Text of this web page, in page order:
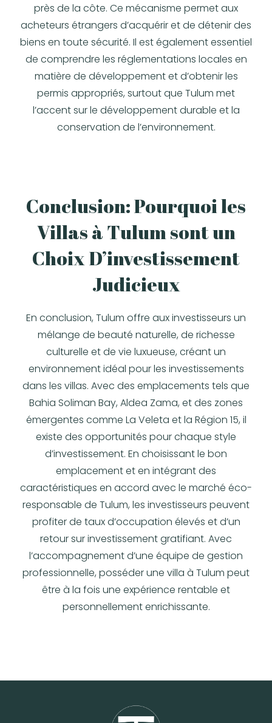
près de la côte. Ce mécanisme permet aux
acheteurs étrangers d’acquérir et de détenir des
biens en toute sécurité. Il est également essentiel
de comprendre les réglementations locales en
matière de développement et d’obtenir les
permis appropriés, surtout que Tulum met
l’accent sur le développement durable et la
conservation de l’environnement.
Conclusion: Pourquoi les
Villas à Tulum sont un
Choix D’investissement
Judicieux
En conclusion, Tulum offre aux investisseurs un
mélange de beauté naturelle, de richesse
culturelle et de vie luxueuse, créant un
environnement idéal pour les investissements
dans les villas. Avec des emplacements tels que
Bahia Soliman Bay, Aldea Zama, et des zones
émergentes comme La Veleta et la Région 15, il
existe des opportunités pour chaque style
d’investissement. En choisissant le bon
emplacement et en intégrant des
caractéristiques en accord avec le marché éco-
responsable de Tulum, les investisseurs peuvent
profiter de taux d’occupation élevés et d’un
retour sur investissement gratifiant. Avec
l’accompagnement d’une équipe de gestion
professionnelle, posséder une villa à Tulum peut
être à la fois une expérience rentable et
personnellement enrichissante.